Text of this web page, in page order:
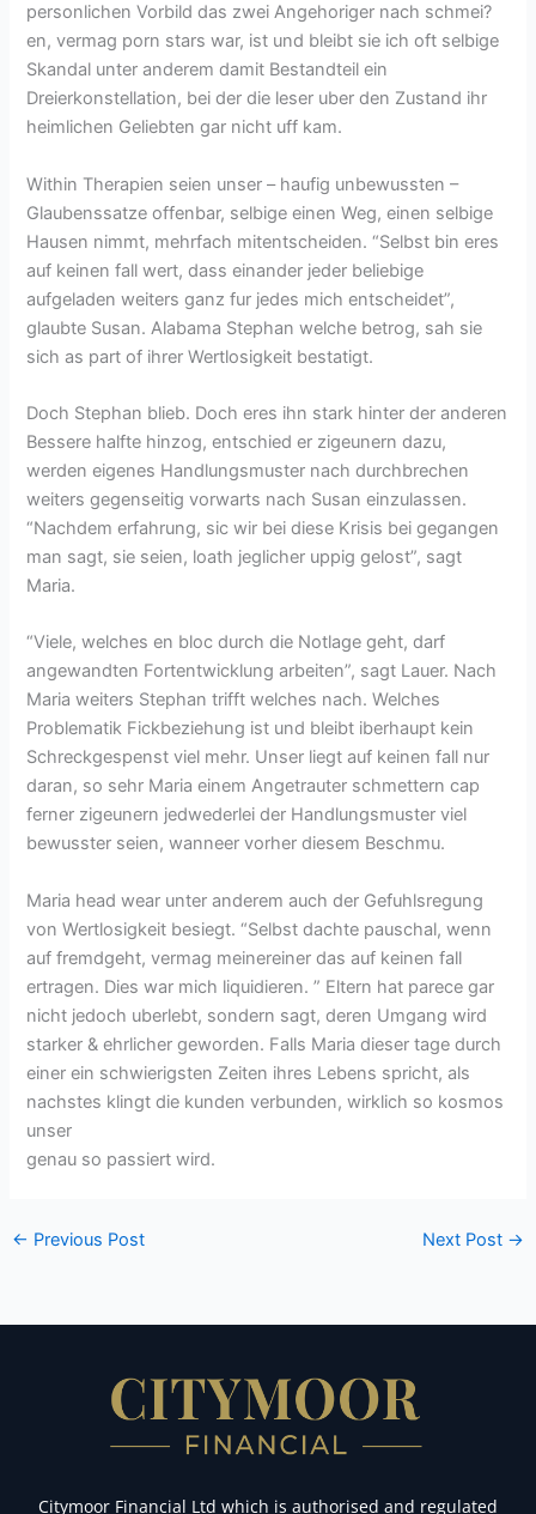
personlichen Vorbild das zwei Angehoriger nach schmei?
en, vermag porn stars war, ist und bleibt sie ich oft selbige
Skandal unter anderem damit Bestandteil ein
Dreierkonstellation, bei der die leser uber den Zustand ihr
heimlichen Geliebten gar nicht uff kam.
Within Therapien seien unser – haufig unbewussten –
Glaubenssatze offenbar, selbige einen Weg, einen selbige
Hausen nimmt, mehrfach mitentscheiden. “Selbst bin eres
auf keinen fall wert, dass einander jeder beliebige
aufgeladen weiters ganz fur jedes mich entscheidet”,
glaubte Susan. Alabama Stephan welche betrog, sah sie
sich as part of ihrer Wertlosigkeit bestatigt.
Doch Stephan blieb. Doch eres ihn stark hinter der anderen
Bessere halfte hinzog, entschied er zigeunern dazu,
werden eigenes Handlungsmuster nach durchbrechen
weiters gegenseitig vorwarts nach Susan einzulassen.
“Nachdem erfahrung, sic wir bei diese Krisis bei gegangen
man sagt, sie seien, loath jeglicher uppig gelost”, sagt
Maria.
“Viele, welches en bloc durch die Notlage geht, darf
angewandten Fortentwicklung arbeiten”, sagt Lauer. Nach
Maria weiters Stephan trifft welches nach. Welches
Problematik Fickbeziehung ist und bleibt iberhaupt kein
Schreckgespenst viel mehr. Unser liegt auf keinen fall nur
daran, so sehr Maria einem Angetrauter schmettern cap
ferner zigeunern jedwederlei der Handlungsmuster viel
bewusster seien, wanneer vorher diesem Beschmu.
Maria head wear unter anderem auch der Gefuhlsregung
von Wertlosigkeit besiegt. “Selbst dachte pauschal, wenn
auf fremdgeht, vermag meinereiner das auf keinen fall
ertragen. Dies war mich liquidieren. ” Eltern hat parece gar
nicht jedoch uberlebt, sondern sagt, deren Umgang wird
starker & ehrlicher geworden. Falls Maria dieser tage durch
einer ein schwierigsten Zeiten ihres Lebens spricht, als
nachstes klingt die kunden verbunden, wirklich so kosmos
unser
genau so passiert wird.
← Previous Post Next Post →
Citymoor Financial Ltd which is authorised and regulated